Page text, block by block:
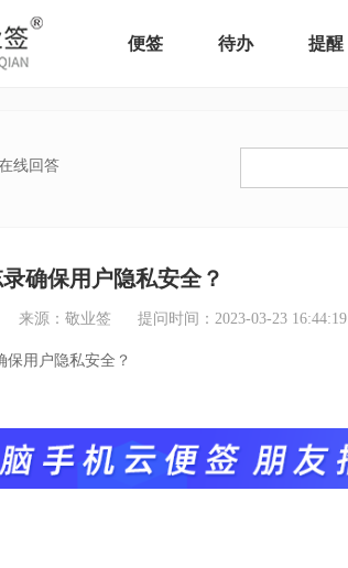
便签 待办 提醒
线回答
确保用户隐私安全？
来源：敬业签 提问时间：2023-03-23 16:44:19
保用户隐私安全？